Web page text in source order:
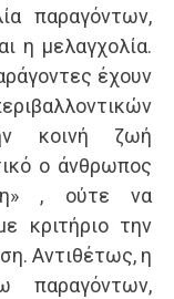
παραγόντων,
η μελαγχολία.
έχουν
κοινή ζωή
ο άνθρωπος
, ούτε να
κριτήριο την
Αντιθέτως, η
παραγόντων,